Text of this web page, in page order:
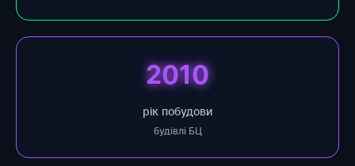
2010
рік побудови
будівлі БЦ